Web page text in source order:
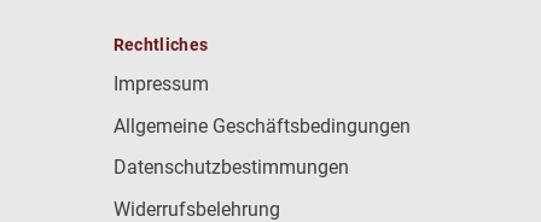
Rechtliches
Impressum
Allgemeine Geschäftsbedingungen
Datenschutzbestimmungen
Widerrufsbelehrung